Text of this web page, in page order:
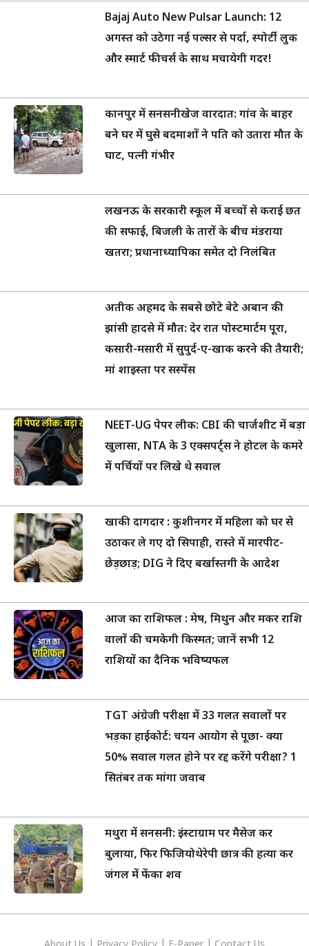
Bajaj Auto New Pulsar Launch: 12
अगस्त को उठेगा नई पल्सर से पर्दा, स्पोर्टी लुक
और स्मार्ट फीचर्स के साथ मचायेगी गदर!
कानपुर में सनसनीखेज वारदात: गांव के बाहर
बने घर में घुसे बदमाशों ने पति को उतारा मौत के
घाट, पत्नी गंभीर
लखनऊ के सरकारी स्कूल में बच्चों से कराई छत
की सफाई, बिजली के तारों के बीच मंडराया
खतरा; प्रधानाध्यापिका समेत दो निलंबित
अतीक अहमद के सबसे छोटे बेटे अबान की
झांसी हादसे में मौत: देर रात पोस्टमार्टम पूरा,
कसारी-मसारी में सुपुर्द-ए-खाक करने की तैयारी;
मां शाइस्ता पर सस्पेंस
NEET-UG पेपर लीक: CBI की चार्जशीट में बड़ा
खुलासा, NTA के 3 एक्सपर्ट्स ने होटल के कमरे
में पर्चियों पर लिखे थे सवाल
खाकी दागदार : कुशीनगर में महिला को घर से
उठाकर ले गए दो सिपाही, रास्ते में मारपीट-
छेड़छाड़; DIG ने दिए बर्खास्तगी के आदेश
आज का राशिफल : मेष, मिथुन और मकर राशि
वालों की चमकेगी किस्मत; जानें सभी 12
राशियों का दैनिक भविष्यफल
TGT अंग्रेजी परीक्षा में 33 गलत सवालों पर
भड़का हाईकोर्ट: चयन आयोग से पूछा- क्या
50% सवाल गलत होने पर रद्द करेंगे परीक्षा? 1
सितंबर तक मांगा जवाब
मथुरा में सनसनी: इंस्टाग्राम पर मैसेज कर
बुलाया, फिर फिजियोथेरेपी छात्र की हत्या कर
जंगल में फेंका शव